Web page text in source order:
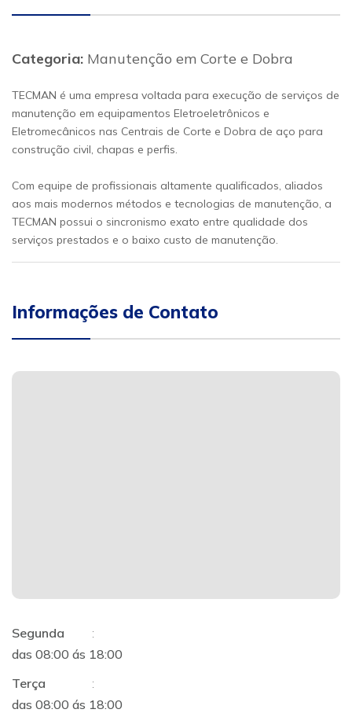
Categoria: Manutenção em Corte e Dobra
TECMAN é uma empresa voltada para execução de serviços de
manutenção em equipamentos Eletroeletrônicos e
Eletromecânicos nas Centrais de Corte e Dobra de aço para
construção civil, chapas e perfis.
Com equipe de profissionais altamente qualificados, aliados
aos mais modernos métodos e tecnologias de manutenção, a
TECMAN possui o sincronismo exato entre qualidade dos
serviços prestados e o baixo custo de manutenção.
Informações de Contato
Segunda
:
das 08:00 ás 18:00
Terça
:
das 08:00 ás 18:00